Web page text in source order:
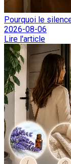
Pourquoi le
2026-08-06
Lire l'article